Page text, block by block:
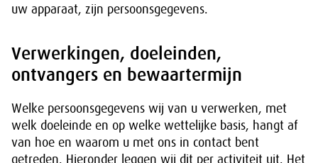
uw apparaat, zijn persoonsgegevens.
Verwerkingen, doeleinden,
ontvangers en bewaartermijn
Welke persoonsgegevens wij van u verwerken, met
welk doeleinde en op welke wettelijke basis, hangt af
van hoe en waarom u met ons in contact bent
getreden. Hieronder leggen wij dit per activiteit uit. Het